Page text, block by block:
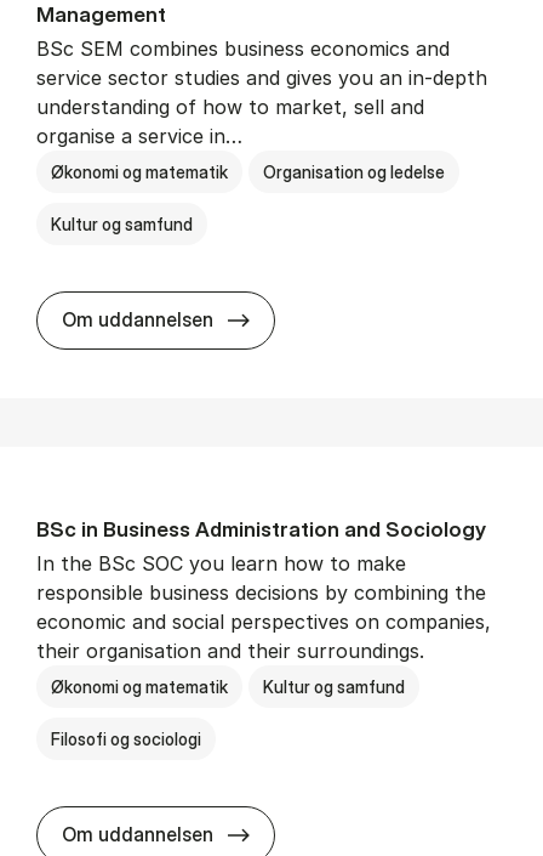
Man­age­ment
BSc SEM combines business economics and
service sector studies and gives you an in-depth
understanding of how to market, sell and
organise a service in…
Økonomi og matematik Organisation og ledelse
Kultur og samfund
Om uddannelsen BSc in Busi­ness Ad­min­is­tra­tion
BSc in Busi­ness Ad­min­is­tra­tion and So­ci­ology
In the BSc SOC you learn how to make
responsible business decisions by combining the
economic and social perspectives on companies,
their organisation and their surroundings.
Økonomi og matematik Kultur og samfund
Filosofi og sociologi
Om uddannelsen BSc in Busi­ness Ad­min­is­tra­tion